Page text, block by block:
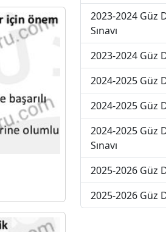
2023-2024 Güz
Sınavı
2023-2024 Güz
2024-2025 Güz
2024-2025 Güz
2024-2025 Güz
Sınavı
2025-2026 Güz
2025-2026 Güz